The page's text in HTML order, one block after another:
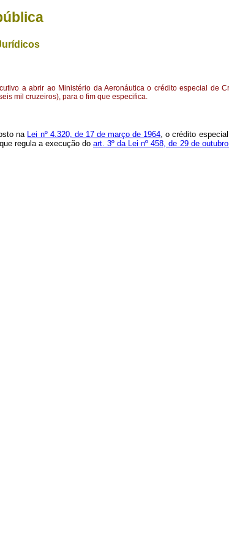
a abrir ao Ministério da Aeronáutica o crédito especial de
mil cruzeiros), para o fim que especifica.
na Lei nº 4.320, de 17 de março de 1964, o crédito
regula a execução doart. 3º da Lei nº 458, de 29 de